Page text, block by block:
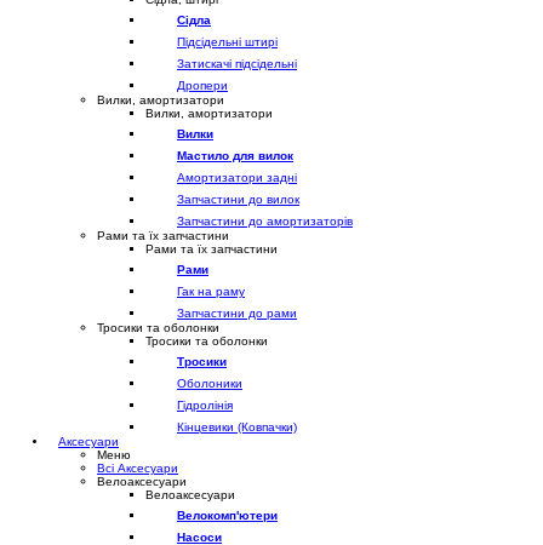
Сідла
Підсідельні штирі
Затискачі підсідельні
Дропери
Вилки, амортизатори
Вилки, амортизатори
Вилки
Мастило для вилок
Амортизатори задні
Запчастини до вилок
Запчастини до амортизаторів
Рами та їх запчастини
Рами та їх запчастини
Рами
Гак на раму
Запчастини до рами
Тросики та оболонки
Тросики та оболонки
Тросики
Оболоники
Гідролінія
Кінцевики (Ковпачки)
Аксесуари
Меню
Всі Аксесуари
Велоаксесуари
Велоаксесуари
Велокомп'ютери
Насоси